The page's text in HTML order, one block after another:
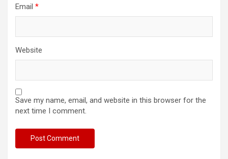
Email *
Website
Save my name, email, and website in this browser for the
next time I comment.